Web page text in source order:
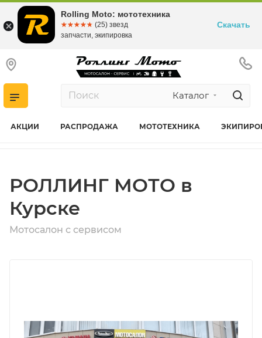
Каталог
АКЦИИ РАСПРОДАЖА МОТОТЕХНИКА
РОЛЛИНГ МОТО в
Курске
Мотосалон с сервисом
Rolling Moto: мототехника
☆☆☆☆☆
★★★★★ (25) звезд
запчасти, экипировка
Скачать